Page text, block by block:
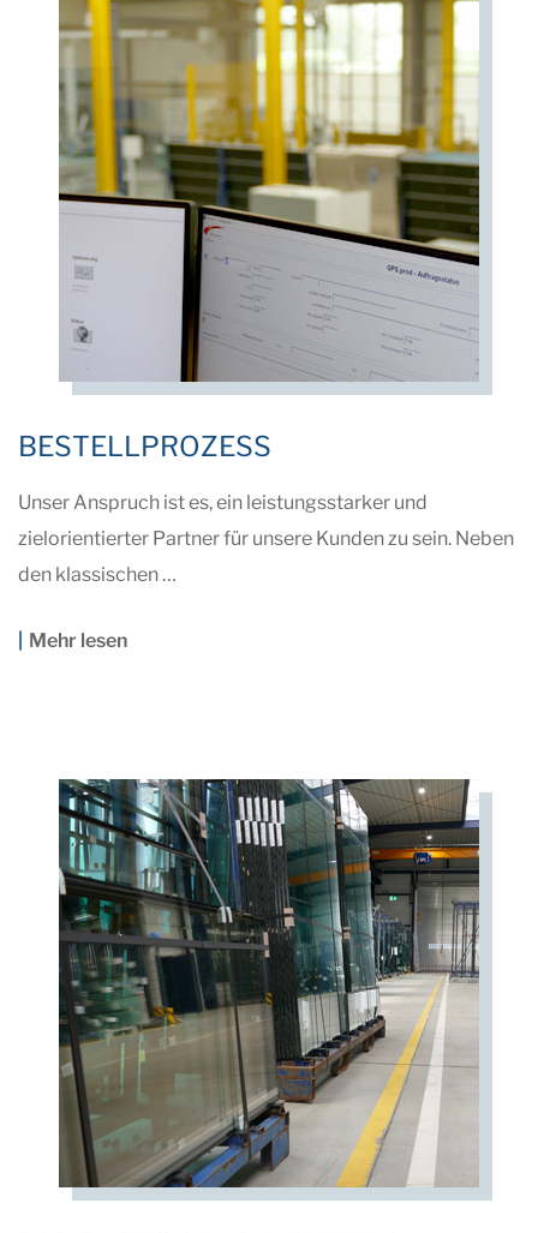
BESTELLPROZESS
Unser Anspruch ist es, ein leistungsstarker und
zielorientierter Partner für unsere Kunden zu sein. Neben
den klassischen …
Mehr lesen